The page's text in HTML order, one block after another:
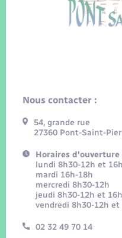
Nous contacter :
54, grande rue
27360 Pont-Saint-
Horaires d'ouverture
lundi 8h30-12h et
mardi 16h-18h
mercredi 8h30-12h
jeudi 8h30-12h et
vendredi 8h30-12h et
02 32 49 70 14